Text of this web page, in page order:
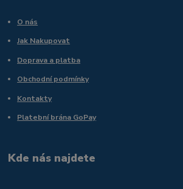
O nás
Jak Nakupovat
Doprava a platba
Obchodní podmínky
Kontakty
Platební brána GoPay
Kde nás najdete